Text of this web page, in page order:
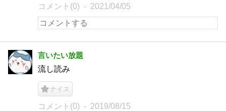
コメント(0) 2021/04/05
言いたい放題
流し読み
ナイス
コメント(0) 2019/08/15